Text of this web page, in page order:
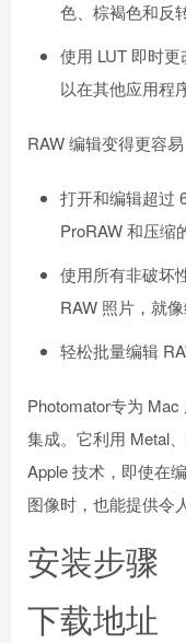
色、棕褐色和反
使用 LUT 即时
以在其他应用程
RAW 编辑变得更容易
打开和编辑超过
ProRAW 和压缩
使用所有非破坏
RAW 照片，就
轻松批量编辑
Photomator专为
集成。它利用 Metal
Apple 技术，即使在
图像时，也能提供令
安装步骤
下载地址